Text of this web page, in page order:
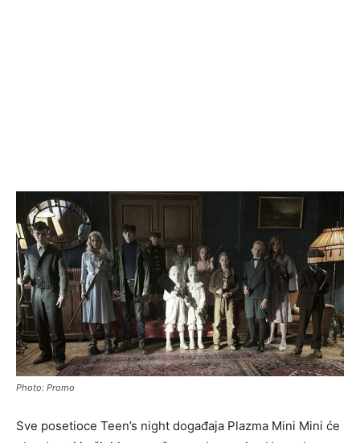
Photo: Promo
Sve posetioce Teen’s night događaja Plazma Mini Mini će